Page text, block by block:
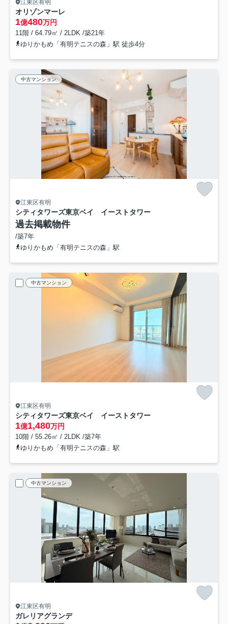
江東区有明
オリゾンマーレ
1億480万円
11階 / 64.79㎡ / 2LDK /築21年
ゆりかもめ「有明テニスの森」駅 徒歩4分
中古マンション
江東区有明
シティタワーズ東京ベイ イーストタワー
過去掲載物件
/築7年
ゆりかもめ「有明テニスの森」駅
中古マンション
江東区有明
シティタワーズ東京ベイ イーストタワー
1億1,480万円
10階 / 55.26㎡ / 2LDK /築7年
ゆりかもめ「有明テニスの森」駅
中古マンション
江東区有明
ガレリアグランデ